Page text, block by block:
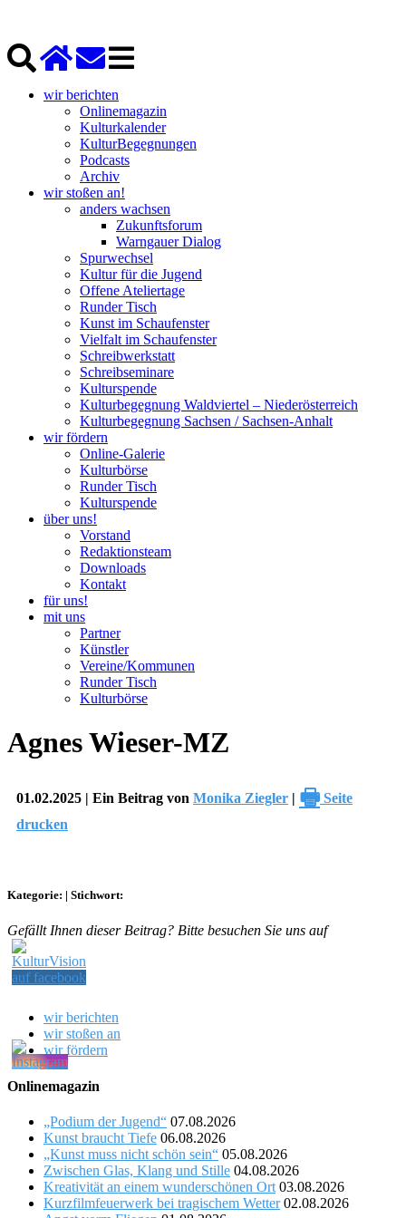
wir berichten
Onlinemagazin
Kulturkalender
KulturBegegnungen
Podcasts
Archiv
wir stoßen an!
anders wachsen
Zukunftsforum
Warngauer Dialog
Spurwechsel
Kultur für die Jugend
Offene Ateliertage
Runder Tisch
Kunst im Schaufenster
Vielfalt im Schaufenster
Schreibwerkstatt
Schreibseminare
Kulturspende
Kulturbegegnung Waldviertel – Niederösterreich
Kulturbegegnung Sachsen / Sachsen-Anhalt
wir fördern
Online-Galerie
Kulturbörse
Runder Tisch
Kulturspende
über uns!
Vorstand
Redaktionsteam
Downloads
Kontakt
für uns!
mit uns
Partner
Künstler
Vereine/Kommunen
Runder Tisch
Kulturbörse
Agnes Wieser-MZ
01.02.2025 | Ein Beitrag von Monika Ziegler | 🖶 Seite
drucken
Kategorie: | Stichwort:
Gefällt Ihnen dieser Beitrag? Bitte besuchen Sie uns auf
wir berichten
wir stoßen an
wir fördern
Onlinemagazin
„Podium der Jugend“ 07.08.2026
Kunst braucht Tiefe 06.08.2026
„Kunst muss nicht schön sein“ 05.08.2026
Zwischen Glas, Klang und Stille 04.08.2026
Kreativität an einem wunderschönen Ort 03.08.2026
Kurzfilmfeuerwerk bei tragischem Wetter 02.08.2026